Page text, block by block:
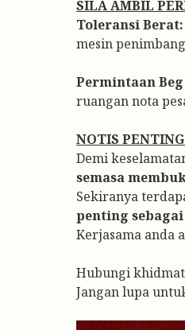
SILA AMBIL
Toleransi Berat:
mesin
Permintaan
ruangan nota
NOTIS
Demi
semasa
Sekiranya
penting
Kerjasama anda
Hubungi
Jangan lupa